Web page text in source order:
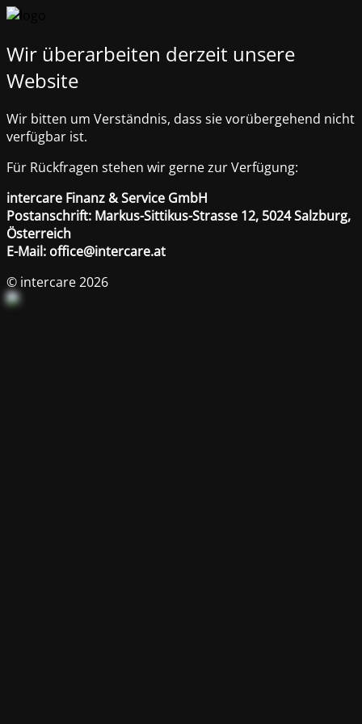
Wir überarbeiten derzeit unsere
Website
Wir bitten um Verständnis, dass sie vorübergehend nicht
verfügbar ist.
Für Rückfragen stehen wir gerne zur Verfügung:
intercare Finanz & Service GmbH
Postanschrift: Markus-Sittikus-Strasse 12, 5024 Salzburg,
Österreich
E-Mail: office@intercare.at
© intercare 2026